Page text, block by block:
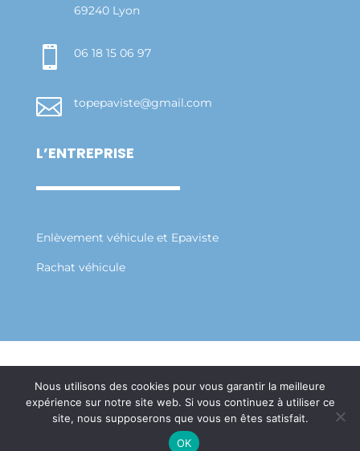
69240 Lyon
 06 18 15 06 97
 topepaviste@gmail.com
L’ENTREPRISE
Enlèvement véhicule et Epaviste
Rachat véhicule
Plan du Site
Création Site Internet Saint-Etienne | WEBILIKO
|
Nous utilisons des cookies pour vous garantir la meilleure
expérience sur notre site web. Si vous continuez à utiliser ce
site, nous supposerons que vous en êtes satisfait.
OK